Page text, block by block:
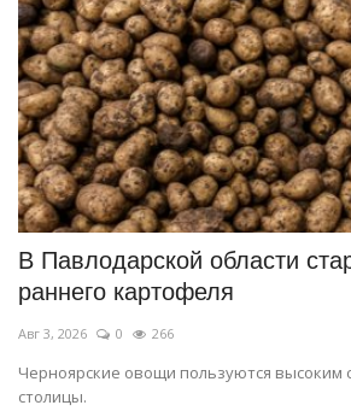
В Павлодарской области
раннего картофеля
Авг 3, 2026 0 266
Черноярские овощи пользуются высоким
столицы.